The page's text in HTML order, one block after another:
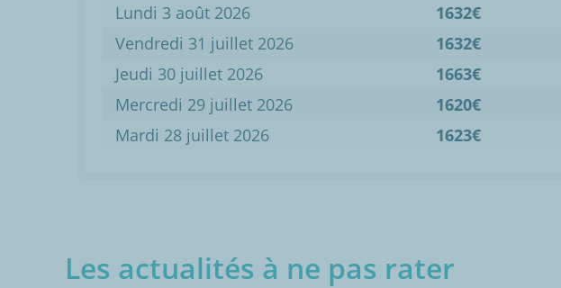
Lundi 3 août 2026
1632€
Vendredi 31 juillet 2026
1632€
Jeudi 30 juillet 2026
1663€
Mercredi 29 juillet 2026
1620€
Mardi 28 juillet 2026
1623€
Les actualités à ne pas rater